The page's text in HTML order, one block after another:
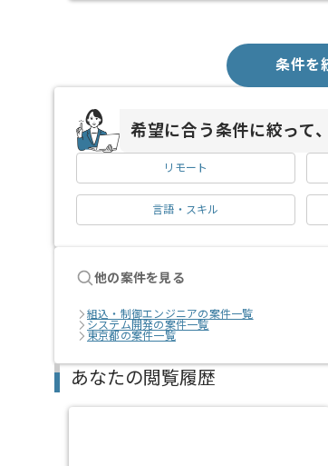
条件を
希望に合う条件に絞って
リモート
言語・スキル
他の案件を見る
組込・制御エンジニアの案件一覧
システム開発の案件一覧
東京都の案件一覧
あなたの閲覧履歴